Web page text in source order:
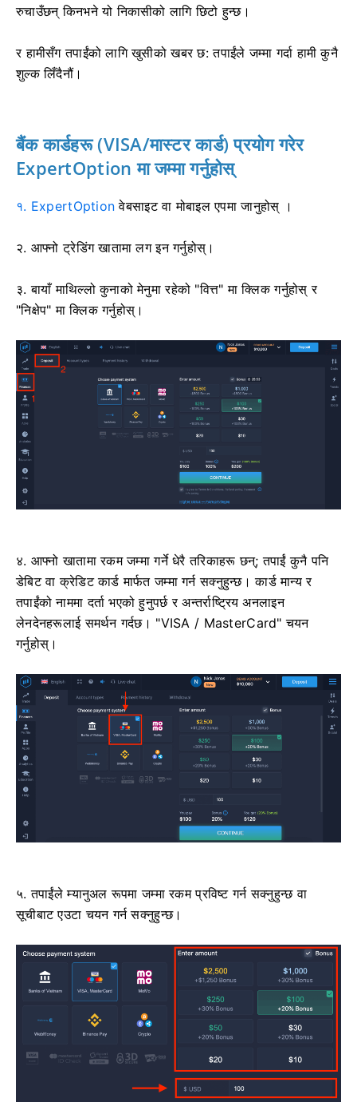
रुचाउँछन् किनभने यो निकासीको लागि छिटो हुन्छ।
र हामीसँग तपाईंको लागि खुसीको खबर छ: तपाईंले जम्मा गर्दा हामी कुनै
शुल्क लिँदैनौं।
बैंक कार्डहरू (VISA/मास्टरकार्ड) प्रयोग गरेर
ExpertOption मा जम्मा गर्नुहोस्
१. ExpertOption वेबसाइट वा मोबाइल एपमाजानुहोस् ।
२. आफ्नो ट्रेडिंग खातामा लग इन गर्नुहोस्।
३. बायाँ माथिल्लो कुनाको मेनुमा रहेको "वित्त" मा क्लिक गर्नुहोस् र
"निक्षेप" मा क्लिक गर्नुहोस्।
४. आफ्नो खातामा रकम जम्मा गर्ने धेरै तरिकाहरू छन्; तपाईं कुनै पनि
डेबिट वा क्रेडिट कार्ड मार्फत जम्मा गर्न सक्नुहुन्छ। कार्ड मान्य र
तपाईंको नाममा दर्ता भएको हुनुपर्छ र अन्तर्राष्ट्रिय अनलाइन
लेनदेनहरूलाई समर्थन गर्दछ। "VISA / MasterCard" चयन
गर्नुहोस्।
५. तपाईंले म्यानुअल रूपमा जम्मा रकम प्रविष्ट गर्न सक्नुहुन्छ वा
सूचीबाट एउटा चयन गर्न सक्नुहुन्छ।